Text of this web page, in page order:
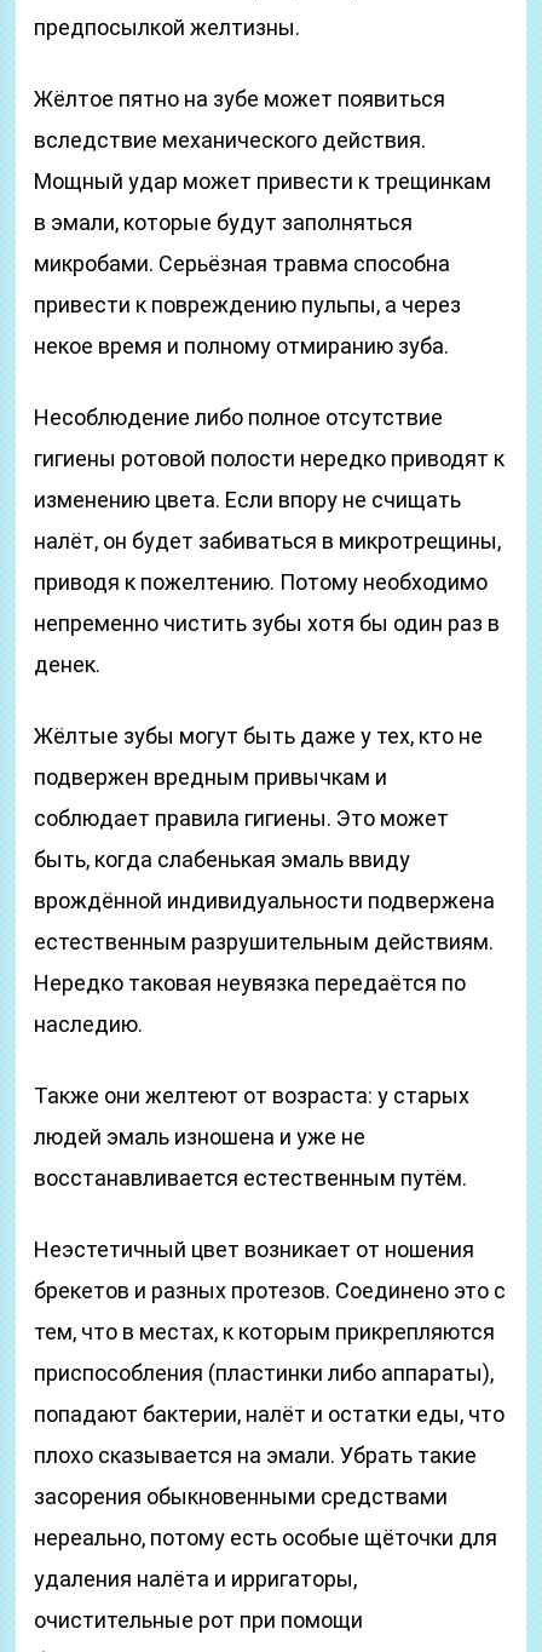
предпосылкой желтизны.
Жёлтое пятно на зубе может появиться
вследствие механического действия.
Мощный удар может привести к трещинкам
в эмали, которые будут заполняться
микробами. Серьёзная травма способна
привести к повреждению пульпы, а через
некое время и полному отмиранию зуба.
Несоблюдение либо полное отсутствие
гигиены ротовой полости нередко приводят к
изменению цвета. Если впору не счищать
налёт, он будет забиваться в микротрещины,
приводя к пожелтению. Потому необходимо
непременно чистить зубы хотя бы один раз в
денек.
Жёлтые зубы могут быть даже у тех, кто не
подвержен вредным привычкам и
соблюдает правила гигиены. Это может
быть, когда слабенькая эмаль ввиду
врождённой индивидуальности подвержена
естественным разрушительным действиям.
Нередко таковая неувязка передаётся по
наследию.
Также они желтеют от возраста: у старых
людей эмаль изношена и уже не
восстанавливается естественным путём.
Неэстетичный цвет возникает от ношения
брекетов и разных протезов. Соединено это с
тем, что в местах, к которым прикрепляются
приспособления (пластинки либо аппараты),
попадают бактерии, налёт и остатки еды, что
плохо сказывается на эмали. Убрать такие
засорения обыкновенными средствами
нереально, потому есть особые щёточки для
удаления налёта и ирригаторы,
очистительные рот при помощи